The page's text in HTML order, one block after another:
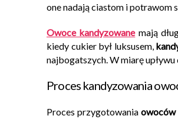
one nadają ciastom i potrawom
Owoce kandyzowanemają
kiedy cukier był luksusem,
najbogatszych. W miarę
Proces kandyzowania
Proces przygotowania owoców